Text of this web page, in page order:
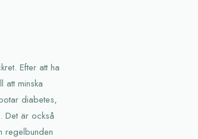
Efter att ha
att minska
diabetes,
Det är också
regelbunden